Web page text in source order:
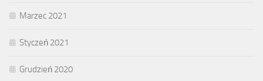
Marzec 2021
Styczeń 2021
Grudzień 2020